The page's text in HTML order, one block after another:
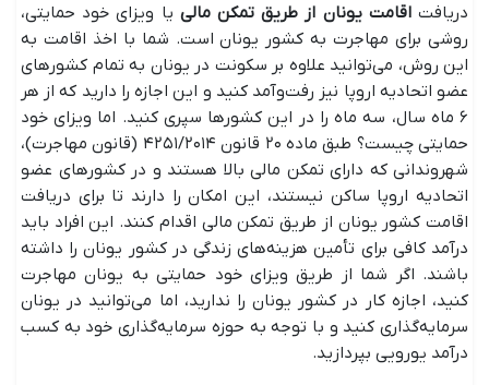
دریافتاقامت یونان از طریق تمکن مالی یا ویزای خود حمایتی،
روشی برای مهاجرت به کشور یونان است. شما با اخذ اقامت به
این روش، می‌توانید علاوه بر سکونت در یونان به تمام کشورهای
عضو اتحادیه اروپا نیز رفت‌وآمد کنید و این اجازه را دارید که از هر
۶ ماه سال، سه ماه را در این کشورها سپری کنید. اما ویزای خود
حمایتی چیست؟ طبق ماده ۲۰ قانون ۴۲۵۱/۲۰۱۴ (قانون مهاجرت)،
شهروندانی که دارای تمکن مالی بالا هستند و در کشورهای عضو
اتحادیه اروپا ساکن نیستند، این امکان را دارند تا برای دریافت
اقامت کشور یونان از طریق تمکن مالی اقدام کنند. این افراد باید
درآمد کافی برای تأمین هزینه‌های زندگی در کشور یونان را داشته
باشند. اگر شما از طریق ویزای خود حمایتی به یونان مهاجرت
کنید، اجازه کار در کشور یونان را ندارید، اما می‌توانید در یونان
سرمایه‌گذاری کنید و با توجه به حوزه سرمایه‌گذاری خود به کسب
درآمد یورویی بپردازید.